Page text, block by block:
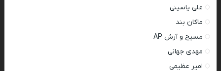
علی یاسینی
ماکان بند
مسیح و آرش AP
مهدی جهانی
امیر عظیمی